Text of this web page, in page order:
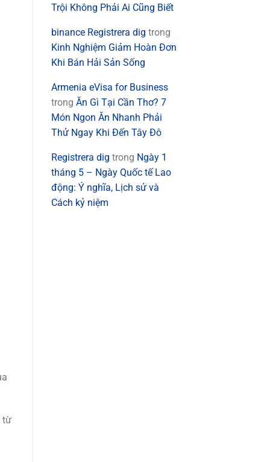
từ
Trội Không Phải Ai Cũng Biết
binance Registrera dig trong
Kinh Nghiệm Giảm Hoàn Đơn
Khi Bán Hải Sản Sống
Armenia eVisa for Business
trong Ăn Gì Tại Cần Thơ? 7
Món Ngon Ăn Nhanh Phải
Thử Ngay Khi Đến Tây Đô
Registrera dig trong Ngày 1
tháng 5 – Ngày Quốc tế Lao
động: Ý nghĩa, Lịch sử và
Cách kỷ niệm